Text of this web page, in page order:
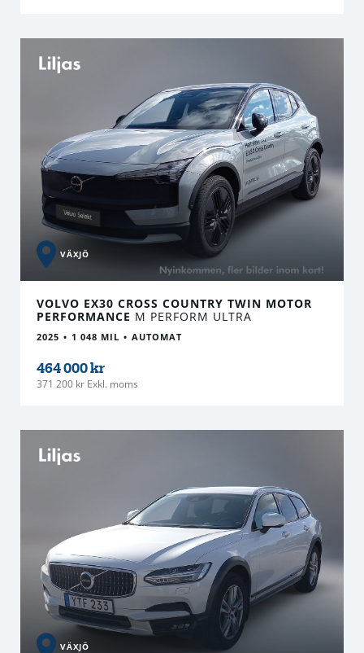
VÄXJÖ
VOLVO EX30 CROSS COUNTRY TWIN MOTOR
PERFORMANCE M PERFORM ULTRA
2025 1 048 MIL AUTOMAT
464 000 kr
371 200 kr Exkl. moms
VÄXJÖ